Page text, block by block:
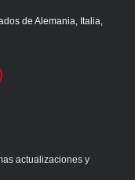
de Alemania, Italia,
actualizaciones y